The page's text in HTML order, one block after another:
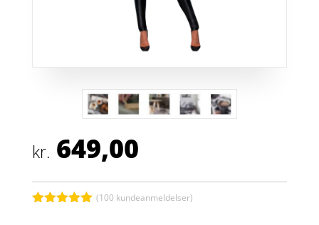
kr. 649,00
(100 kundeanmeldelser)